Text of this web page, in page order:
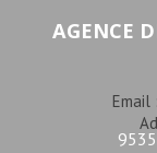
AGENCE
Email :